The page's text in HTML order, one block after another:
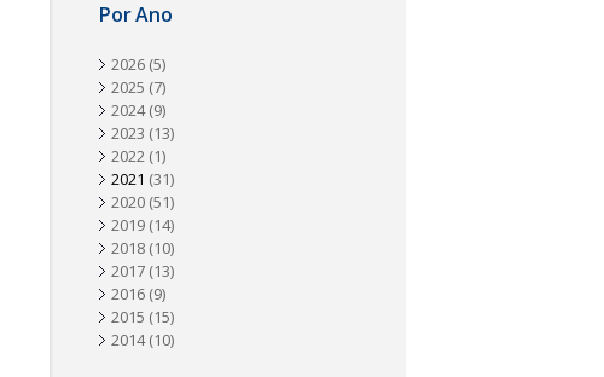
Por Ano
2026 (5)
2025 (7)
2024(9)
2023 (13)
2022 (1)
2021 (31)
2020 (51)
2019 (14)
2018 (10)
2017 (13)
2016 (9)
2015 (15)
2014(10)